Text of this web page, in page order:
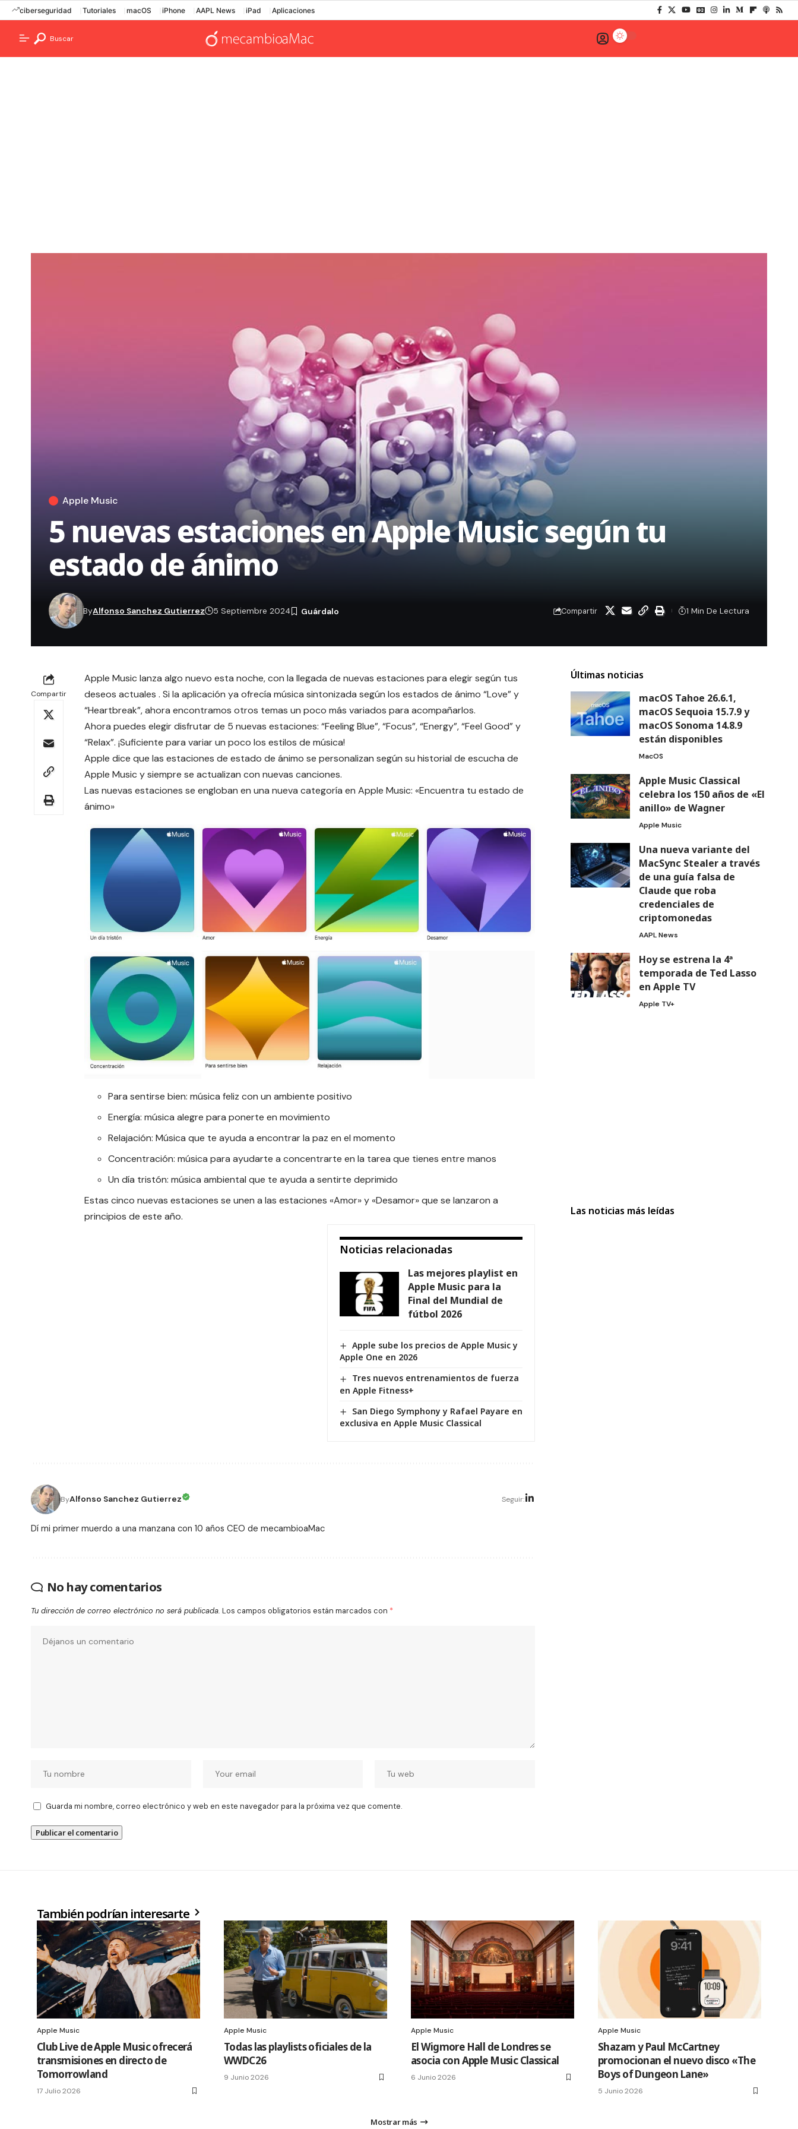
ciberseguridad Tutoriales macOS iPhone AAPL News iPad Aplicaciones
Buscar
Apple Music
5 nuevas estaciones en Apple Music según tu
estado de ánimo
ByAlfonso Sanchez Gutierrez 5 Septiembre 2024 Compartir 1 Min De Lectura
Compartir
Apple Music lanza algo nuevo esta noche, con la llegada de nuevas estaciones para elegir según tus
deseos actuales . Si la aplicación ya ofrecía música sintonizada según los estados de ánimo “Love” y
“Heartbreak”, ahora encontramos otros temas un poco más variados para acompañarlos.
Ahora puedes elegir disfrutar de 5 nuevas estaciones: “Feeling Blue”, “Focus”, “Energy”, “Feel Good” y
“Relax”. ¡Suficiente para variar un poco los estilos de música!
Apple dice que las estaciones de estado de ánimo se personalizan según su historial de escucha de
Apple Music y siempre se actualizan con nuevas canciones.
Las nuevas estaciones se engloban en una nueva categoría en Apple Music: «Encuentra tu estado de
ánimo»
Para sentirse bien: música feliz con un ambiente positivo
Energía: música alegre para ponerte en movimiento
Relajación: Música que te ayuda a encontrar la paz en el momento
Concentración: música para ayudarte a concentrarte en la tarea que tienes entre manos
Un día tristón: música ambiental que te ayuda a sentirte deprimido
Estas cinco nuevas estaciones se unen a las estaciones «Amor» y «Desamor» que se lanzaron a
principios de este año.
Noticias relacionadas
Las mejores playlist en
Apple Music para la
Final del Mundial de
fútbol 2026
Apple sube los precios de Apple Music y
Apple One en 2026
Tres nuevos entrenamientos de fuerza
en Apple Fitness+
San Diego Symphony y Rafael Payare en
exclusiva en Apple Music Classical
ByAlfonso Sanchez Gutierrez Seguir:
Dí mi primer muerdo a una manzana con 10 años CEO de mecambioaMac
No hay comentarios
Tu dirección de correo electrónico no será publicada. Los campos obligatorios están marcados con *
Guarda mi nombre, correo electrónico y web en este navegador para la próxima vez que comente.
Últimas noticias
macOS Tahoe 26.6.1,
macOS Sequoia 15.7.9 y
macOS Sonoma 14.8.9
están disponibles
MacOS
Apple Music Classical
celebra los 150 años de «El
anillo» de Wagner
Apple Music
Una nueva variante del
MacSync Stealer a través
de una guía falsa de
Claude que roba
credenciales de
criptomonedas
AAPL News
Hoy se estrena la 4ª
temporada de Ted Lasso
en Apple TV
Apple TV+
Las noticias más leídas
También podrían interesarte
Apple Music
Club Live de Apple Music ofrecerá
transmisiones en directo de
Tomorrowland
17 Julio 2026
Apple Music
Todas las playlists oficiales de la
WWDC26
9 Junio 2026
Apple Music
El Wigmore Hall de Londres se
asocia con Apple Music Classical
6 Junio 2026
Apple Music
Shazam y Paul McCartney
promocionan el nuevo disco «The
Boys of Dungeon Lane»
5 Junio 2026
Mostrar más